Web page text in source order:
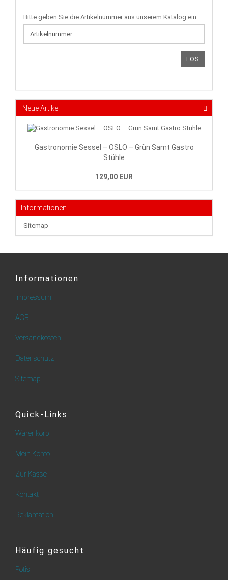
BITTE
GEBEN
SIE
DIE
EIN.
Bitte geben Sie die Artikelnummer aus unserem Katalog ein.
LOS
Neue Artikel
Gastronomie Sessel – OSLO – Grün Samt Gastro
Stühle
129,00 EUR
Informationen
Sitemap
Informationen
Impressum
AGB
Versandkosten
Datenschutz
Sitemap
Quick-Links
Warenkorb
Mein Konto
Zur Kasse
Kontakt
Reklamation
Häufig gesucht
Potis